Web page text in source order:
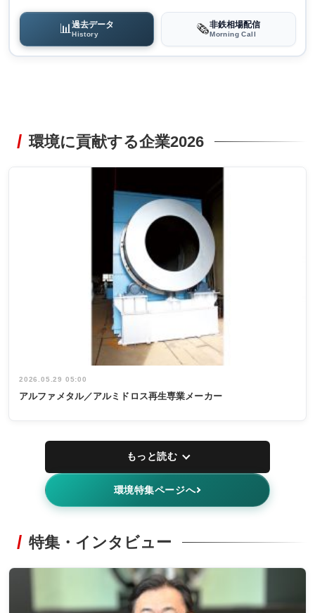
📊過去データ
History 🗞️非鉄相場配信
Morning Call
環境に貢献する企業2026
2026.05.29 05:00
アルファメタル／アルミドロス再生専業メーカー
もっと読む
環境特集ページへ
特集・インタビュー